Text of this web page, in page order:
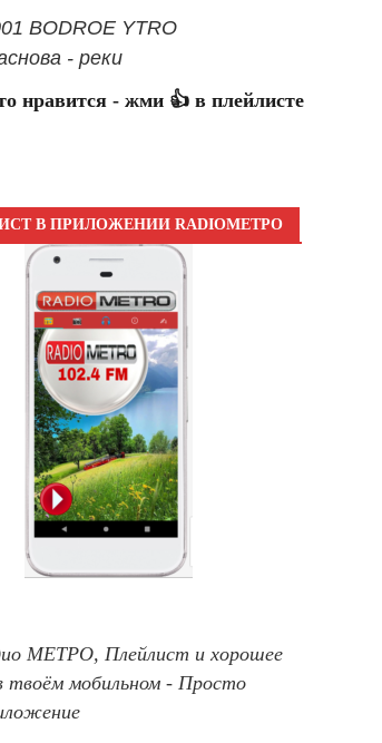
BODROE YTRO
- реки
нравится - жми 👍 в плейлисте
В ПРИЛОЖЕНИИ RADIOМЕТРО
МЕТРО, Плейлист и хорошее
твоём мобильном - Просто